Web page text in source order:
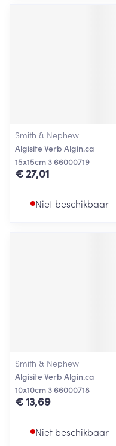
Smith & Nephew
Algisite Verb Algin.ca
15x15cm 3 66000719
€ 27,01
Niet beschikbaar
Smith & Nephew
Algisite Verb Algin.ca
10x10cm 3 66000718
€ 13,69
Niet beschikbaar